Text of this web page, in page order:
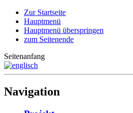
Zur Startseite
Hauptmenü
Hauptmenü überspringen
zum Seitenende
Seitenanfang
Navigation